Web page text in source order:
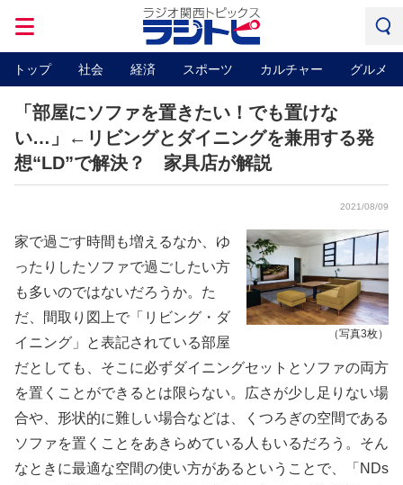
トップ 社会 経済 スポーツ カルチャー グルメ
「部屋にソファを置きたい！でも置けな
い…」←リビングとダイニングを兼用する発
想“LD”で解決？ 家具店が解説
2021/08/09
（写真3枚）
家で過ごす時間も増えるなか、ゆ
ったりしたソファで過ごしたい方
も多いのではないだろうか。た
だ、間取り図上で「リビング・ダ
イニング」と表記されている部屋
だとしても、そこに必ずダイニングセットとソファの両方
を置くことができるとは限らない。広さが少し足りない場
合や、形状的に難しい場合などは、くつろぎの空間である
ソファを置くことをあきらめている人もいるだろう。そん
なときに最適な空間の使い方があるということで、「NDs